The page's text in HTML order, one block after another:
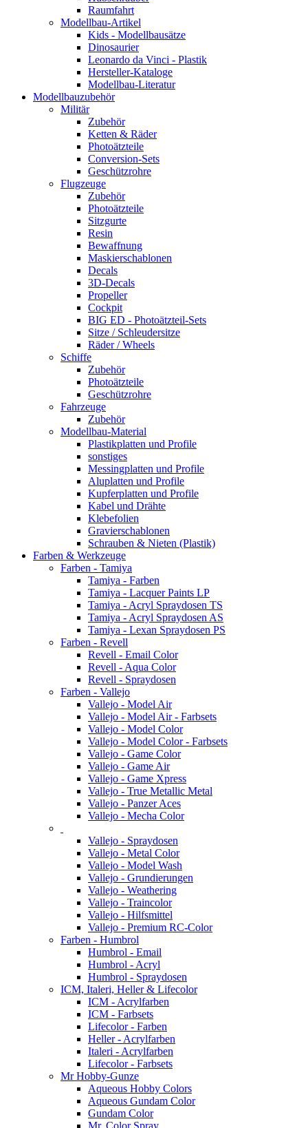
Raumfahrt
Modellbau-Artikel
Kids - Modellbausätze
Dinosaurier
Leonardo da Vinci - Plastik
Hersteller-Kataloge
Modellbau-Literatur
Modellbauzubehör
Militär
Zubehör
Ketten & Räder
Photoätzteile
Conversion-Sets
Geschützrohre
Flugzeuge
Zubehör
Photoätzteile
Sitzgurte
Resin
Bewaffnung
Maskierschablonen
Decals
3D-Decals
Propeller
Cockpit
BIG ED - Photoätzteil-Sets
Sitze / Schleudersitze
Räder / Wheels
Schiffe
Zubehör
Photoätzteile
Geschützrohre
Fahrzeuge
Zubehör
Modellbau-Material
Plastikplatten und Profile
sonstiges
Messingplatten und Profile
Aluplatten und Profile
Kupferplatten und Profile
Kabel und Drähte
Klebefolien
Gravierschablonen
Schrauben & Nieten (Plastik)
Farben & Werkzeuge
Farben - Tamiya
Tamiya - Farben
Tamiya - Lacquer Paints LP
Tamiya - Acryl Spraydosen TS
Tamiya - Acryl Spraydosen AS
Tamiya - Lexan Spraydosen PS
Farben - Revell
Revell - Email Color
Revell - Aqua Color
Revell - Spraydosen
Farben - Vallejo
Vallejo - Model Air
Vallejo - Model Air - Farbsets
Vallejo - Model Color
Vallejo - Model Color - Farbsets
Vallejo - Game Color
Vallejo - Game Air
Vallejo - Game Xpress
Vallejo - True Metallic Metal
Vallejo - Panzer Aces
Vallejo - Mecha Color
Vallejo - Spraydosen
Vallejo - Metal Color
Vallejo - Model Wash
Vallejo - Grundierungen
Vallejo - Weathering
Vallejo - Traincolor
Vallejo - Hilfsmittel
Vallejo - Premium RC-Color
Farben - Humbrol
Humbrol - Email
Humbrol - Acryl
Humbrol - Spraydosen
ICM, Italeri, Heller & Lifecolor
ICM - Acrylfarben
ICM - Farbsets
Lifecolor - Farben
Heller - Acrylfarben
Italeri - Acrylfarben
Lifecolor - Farbsets
Mr Hobby-Gunze
Aqueous Hobby Colors
Aqueous Gundam Color
Gundam Color
Mr. Color Spray